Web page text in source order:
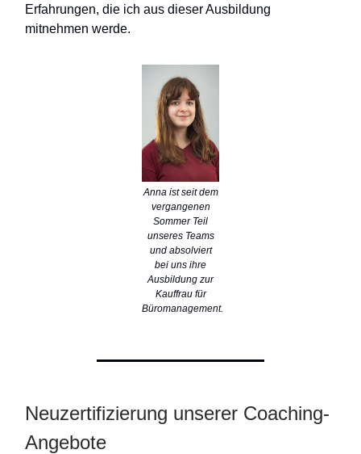
Erfahrungen, die ich aus dieser Ausbildung
mitnehmen werde.
Anna ist seit dem
vergangenen
Sommer Teil
unseres Teams
und absolviert
bei uns ihre
Ausbildung zur
Kauffrau für
Büromanagement.
Neuzertifizierung unserer Coaching-
Angebote